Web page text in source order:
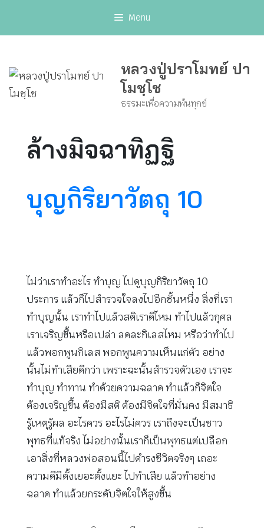
Menu
หลวงปู่ปราโมทย์ ปา
โมชฺโช
ธรรมะเพื่อความพ้นทุกข์
ล้างมิจฉาทิฏฐิ
บุญกิริยาวัตถุ 10
ไม่ว่าเราทำอะไร ทำบุญ ไปดูบุญกิริยาวัตถุ 10
ประการ แล้วก็ไปสำรวจใจลงไปอีกชั้นหนึ่ง สิ่งที่เรา
ทำบุญนั้น เราทำไปแล้วสติเราดีไหม ทำไปแล้วกุศล
เราเจริญขึ้นหรือเปล่า ลดละกิเลสไหม หรือว่าทำไป
แล้วพอกพูนกิเลส พอกพูนความเห็นแก่ตัว อย่าง
นั้นไม่ทำเสียดีกว่า เพราะฉะนั้นสำรวจตัวเอง เราจะ
ทำบุญ ทำทาน ทำด้วยความฉลาด ทำแล้วก็จิตใจ
ต้องเจริญขึ้น ต้องมีสติ ต้องมีจิตใจที่มั่นคง มีสมาธิ
รู้เหตุรู้ผล อะไรควร อะไรไม่ควร เราถึงจะเป็นชาว
พุทธที่แท้จริง ไม่อย่างนั้นเราก็เป็นพุทธแต่เปลือก
เอาสิ่งที่หลวงพ่อสอนนี้ไปดำรงชีวิตจริงๆ เถอะ
ความดีมีตั้งเยอะตั้งแยะ ไปทำเสีย แล้วทำอย่าง
ฉลาด ทำแล้วยกระดับจิตใจให้สูงขึ้น